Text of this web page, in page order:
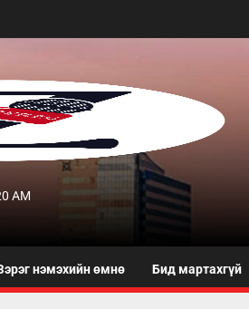
AM
нэмэхийн өмнө Бид мартахгүй